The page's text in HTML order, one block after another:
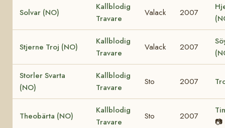
Solvar (NO)
Kallblodig
Travare
Valack 2007
Stjerne Troj (NO)
Kallblodig
Travare
Valack 2007
Storler Svarta
(NO)
Kallblodig
Travare
Sto 2007
Theobärta (NO)
Kallblodig
Travare
Sto 2007
📷